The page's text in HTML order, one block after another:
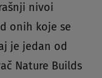
nivoi
onih koje se
je jedan od
Nature Builds